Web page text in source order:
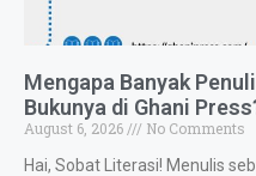
Mengapa Banyak
Bukunya di Ghani
August 6, 2026
No Comments
Hai, Sobat Literasi! Menulis